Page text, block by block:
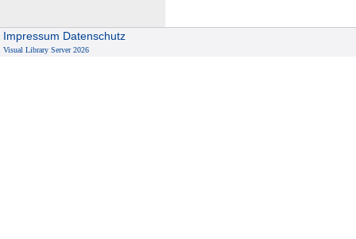
Impressum Datenschutz
Visual Library Server 2026